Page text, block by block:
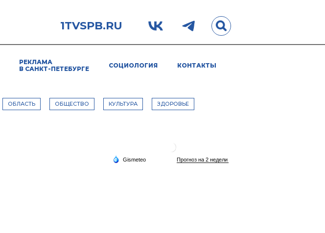
1TVSPB.RU
РЕКЛАМА
В САНКТ-ПЕТЕБУРГЕ
СОЦИОЛОГИЯ КОНТАКТЫ
ОБЛАСТЬ ОБЩЕСТВО КУЛЬТУРА ЗДОРОВЬЕ